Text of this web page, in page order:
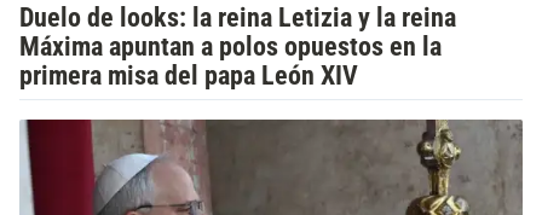
Duelo de looks: la reina Letizia y la reina
Máxima apuntan a polos opuestos en la
primera misa del papa León XIV